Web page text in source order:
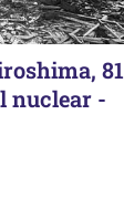
81
nuclear -